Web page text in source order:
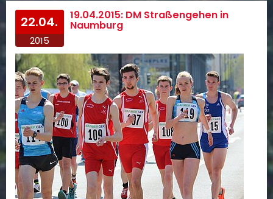
22.04.
2015
19.04.2015: DM Straßengehen in
Naumburg